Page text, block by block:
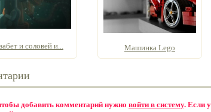
и соловей и... Машинка Lego
добавить комментарий нужно войти в систему. Если